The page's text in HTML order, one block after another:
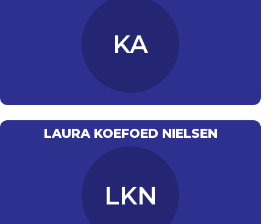
KA
LAURA KOEFOED NIELSEN
LKN